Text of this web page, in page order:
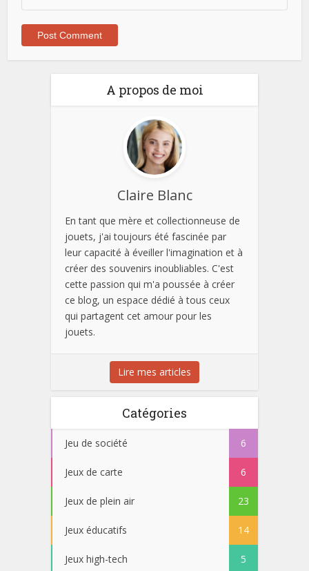
A propos de moi
Claire Blanc
En tant que mère et collectionneuse de
jouets, j'ai toujours été fascinée par
leur capacité à éveiller l'imagination et à
créer des souvenirs inoubliables. C'est
cette passion qui m'a poussée à créer
ce blog, un espace dédié à tous ceux
qui partagent cet amour pour les
jouets.
Lire mes articles
Catégories
Jeu de société 6
Jeux de carte 6
Jeux de plein air 23
Jeux éducatifs 14
Jeux high-tech 5